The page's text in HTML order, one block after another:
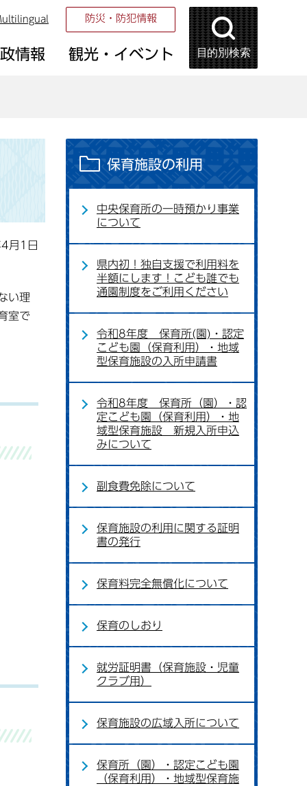
防災・防犯情報
情報 観光・イベント 目的別検索
月1日
い理
室で
保育施設の利用
中央保育所の一時預かり事業
について
県内初！独自支援で利用料を
半額にします！こども誰でも
通園制度をご利用ください
令和8年度 保育所(園)・認定
こども園（保育利用）・地域
型保育施設の入所申請書
令和8年度 保育所（園）・認
定こども園（保育利用）・地
域型保育施設 新規入所申込
みについて
副食費免除について
保育施設の利用に関する証明
書の発行
保育料完全無償化について
保育のしおり
就労証明書（保育施設・児童
クラブ用）
保育施設の広域入所について
保育所（園）・認定こども園
（保育利用）・地域型保育施